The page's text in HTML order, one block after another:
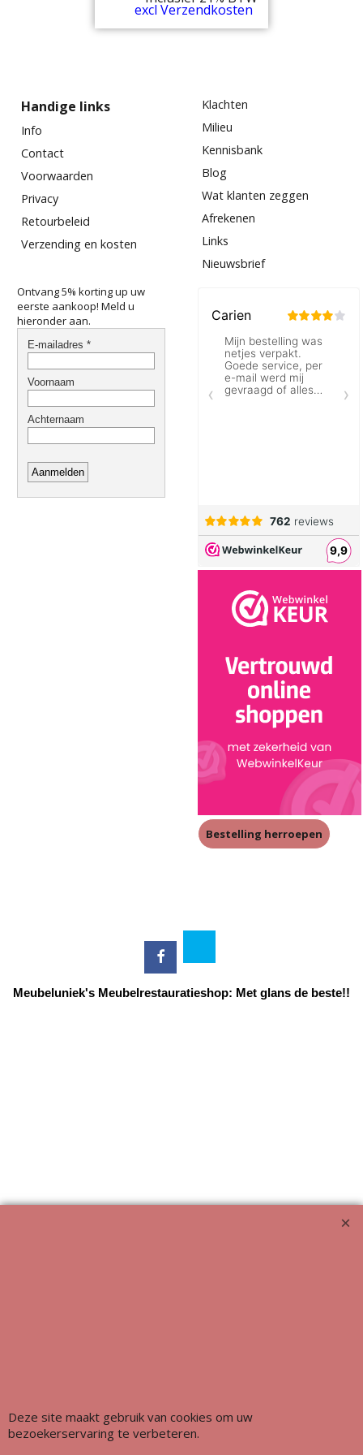
excl Verzendkosten
Handige links
Info
Contact
Voorwaarden
Privacy
Retourbeleid
Verzending en kosten
Klachten
Milieu
Kennisbank
Blog
Wat klanten zeggen
Afrekenen
Links
Nieuwsbrief
Ontvang 5% korting up uw
eerste aankoop! Meld u
hieronder aan.
Bestelling herroepen
Meubeluniek's Meubelrestauratieshop: Met glans de beste!!
Deze site maakt gebruik van cookies om uw
bezoekerservaring te verbeteren.